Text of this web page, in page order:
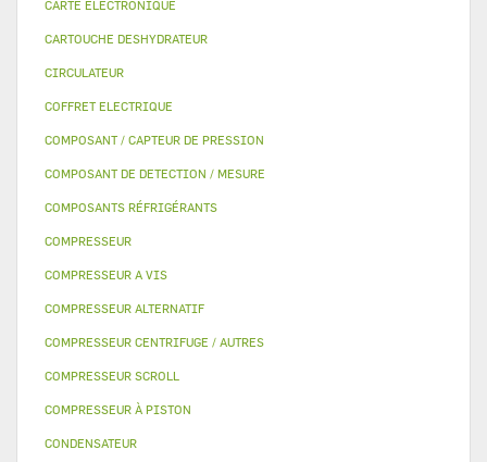
CARTE ELECTRONIQUE
CARTOUCHE DESHYDRATEUR
CIRCULATEUR
COFFRET ELECTRIQUE
COMPOSANT / CAPTEUR DE PRESSION
COMPOSANT DE DETECTION / MESURE
COMPOSANTS RÉFRIGÉRANTS
COMPRESSEUR
COMPRESSEUR A VIS
COMPRESSEUR ALTERNATIF
COMPRESSEUR CENTRIFUGE / AUTRES
COMPRESSEUR SCROLL
COMPRESSEUR À PISTON
CONDENSATEUR